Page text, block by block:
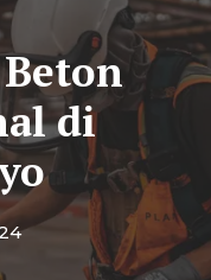
di